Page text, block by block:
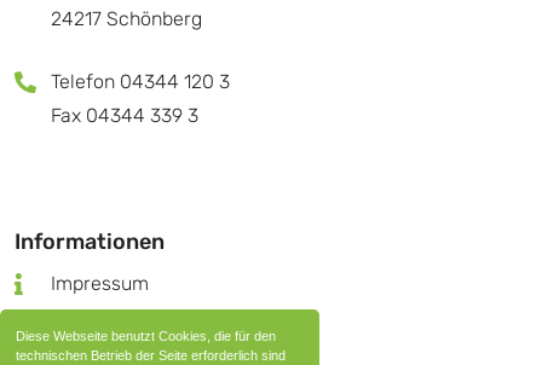
Diese Webseite benutzt Cookies, die für den
technischen Betrieb der Seite erforderlich sind
24217 Schönberg
Telefon 04344 120 3
Fax 04344 339 3
Informationen
Impressum
Nutzungsbedingungen